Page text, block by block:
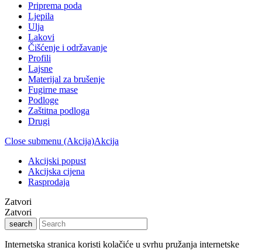
Priprema poda
Ljepila
Ulja
Lakovi
Čišćenje i održavanje
Profili
Lajsne
Materijal za brušenje
Fugirne mase
Podloge
Zaštitna podloga
Drugi
Close submenu (Akcija)Akcija
Akcijski popust
Akcijska cijena
Rasprodaja
Zatvori
Zatvori
search
Internetska stranica koristi kolačiće u svrhu pružanja internetske